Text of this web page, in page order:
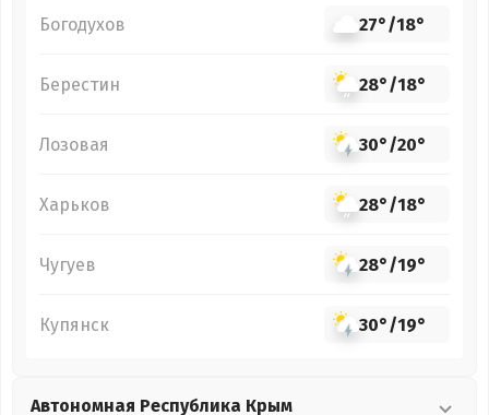
Богодухов 27°/18°
Берестин 28°/18°
Лозовая 30°/20°
Харьков 28°/18°
Чугуев 28°/19°
Купянск 30°/19°
Автономная Республика Крым